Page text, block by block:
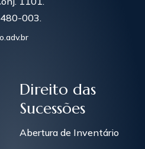
003.
Direito das
Sucessões
Abertura de Inventário